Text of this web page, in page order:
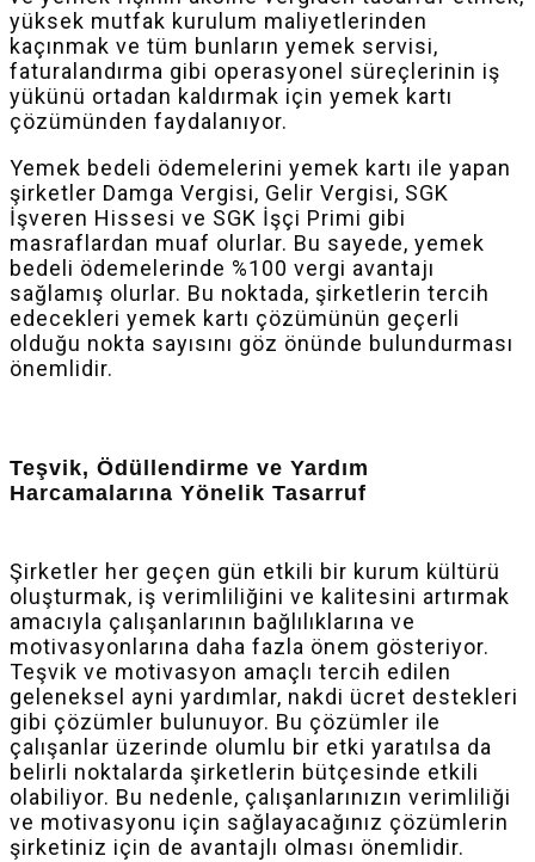
yüksek mutfak kurulum maliyetlerinden
kaçınmak ve tüm bunların yemek servisi,
faturalandırma gibi operasyonel süreçlerinin iş
yükünü ortadan kaldırmak için yemek kartı
çözümünden faydalanıyor.
Yemek bedeli ödemelerini yemek kartı ile yapan
şirketler Damga Vergisi, Gelir Vergisi, SGK
İşveren Hissesi ve SGK İşçi Primi gibi
masraflardan muaf olurlar. Bu sayede, yemek
bedeli ödemelerinde %100 vergi avantajı
sağlamış olurlar. Bu noktada, şirketlerin tercih
edecekleri yemek kartı çözümünün geçerli
olduğu nokta sayısını göz önünde bulundurması
önemlidir.
Teşvik, Ödüllendirme ve Yardım
Harcamalarına Yönelik Tasarruf
Şirketler her geçen gün etkili bir kurum kültürü
oluşturmak, iş verimliliğini ve kalitesini artırmak
amacıyla çalışanlarının bağlılıklarına ve
motivasyonlarına daha fazla önem gösteriyor.
Teşvik ve motivasyon amaçlı tercih edilen
geleneksel ayni yardımlar, nakdi ücret destekleri
gibi çözümler bulunuyor. Bu çözümler ile
çalışanlar üzerinde olumlu bir etki yaratılsa da
belirli noktalarda şirketlerin bütçesinde etkili
olabiliyor. Bu nedenle, çalışanlarınızın verimliliği
ve motivasyonu için sağlayacağınız çözümlerin
şirketiniz için de avantajlı olması önemlidir.